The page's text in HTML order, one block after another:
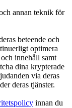
annan teknik för
beteende och
optimera
innehåll samt
dina krypterade
via deras
deras tjänster.
innan du